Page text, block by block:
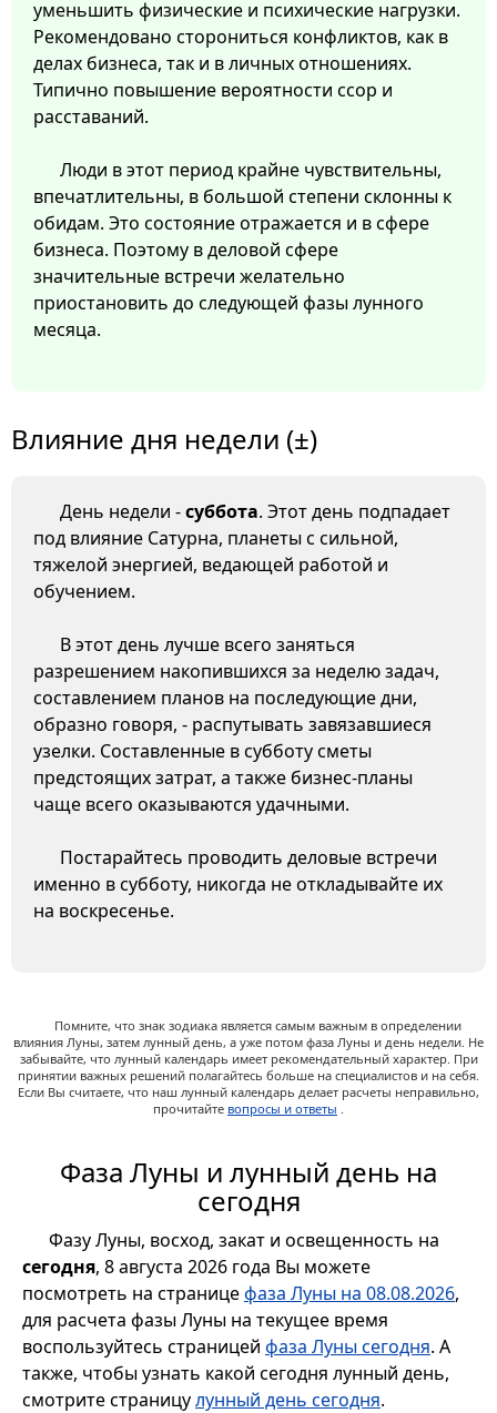
уменьшить физические и психические нагрузки.
Рекомендовано сторониться конфликтов, как в
делах бизнеса, так и в личных отношениях.
Типично повышение вероятности ссор и
расставаний.
Люди в этот период крайне чувствительны,
впечатлительны, в большой степени склонны к
обидам. Это состояние отражается и в сфере
бизнеса. Поэтому в деловой сфере
значительные встречи желательно
приостановить до следующей фазы лунного
месяца.
Влияние дня недели (±)
День недели -суббота. Этот день подпадает
под влияние Сатурна, планеты с сильной,
тяжелой энергией, ведающей работой и
обучением.
В этот день лучше всего заняться
разрешением накопившихся за неделю задач,
составлением планов на последующие дни,
образно говоря, - распутывать завязавшиеся
узелки. Составленные в субботу сметы
предстоящих затрат, а также бизнес-планы
чаще всего оказываются удачными.
Постарайтесь проводить деловые встречи
именно в субботу, никогда не откладывайте их
на воскресенье.
Помните, что знак зодиака является самым важным в определении
влияния Луны, затем лунный день, а уже потом фаза Луны и день недели. Не
забывайте, что лунный календарь имеет рекомендательный характер. При
принятии важных решений полагайтесь больше на специалистов и на себя.
Если Вы считаете, что наш лунный календарь делает расчеты неправильно,
прочитайте вопросы и ответы .
Фаза Луны и лунный день на
сегодня
Фазу Луны, восход, закат и освещенность на
сегодня, 8 августа 2026 года Вы можете
посмотреть на страницефаза Луны на 08.08.2026,
для расчета фазы Луны на текущее время
воспользуйтесь страницей фаза Луны сегодня. А
также, чтобы узнать какой сегодня лунный день,
смотрите страницулунный день сегодня.